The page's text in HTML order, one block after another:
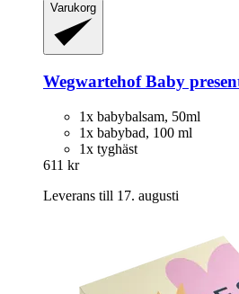
Varukorg
WegwartehofBaby
1x babybalsam, 50ml
1x babybad, 100 ml
1x tyghäst
611 kr
Leverans till 17. augusti